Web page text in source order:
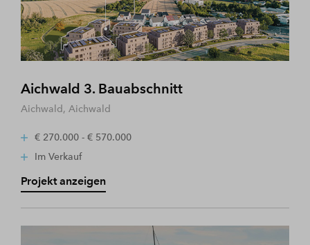
Aichwald 3. Bauabschnitt
Aichwald, Aichwald
€ 270.000 - € 570.000
Im Verkauf
Projekt anzeigen